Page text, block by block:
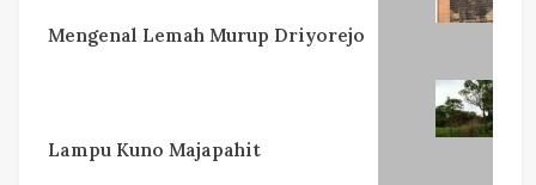
Mengenal Lemah Murup Driyorejo
Lampu Kuno Majapahit